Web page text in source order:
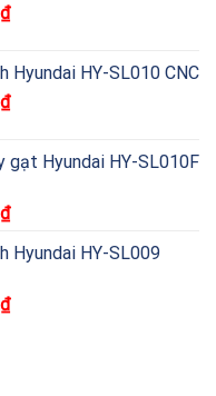
₫
Hyundai HY-SL010 CNC
₫
gạt Hyundai HY-SL010F
₫
Hyundai HY-SL009
₫